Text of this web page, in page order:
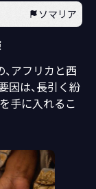
ソマリア
アフリカと西
因は、長引く紛
手に入れるこ